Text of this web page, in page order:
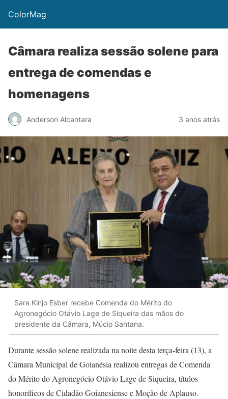
ColorMag
Câmara realiza sessão solene para
entrega de comendas e
homenagens
Anderson Alcantara 3 anos atrás
Sara Kinjo Esber recebe Comenda do Mérito do
Agronegócio Otávio Lage de Siqueira das mãos do
presidente da Câmara, Múcio Santana.
Durante sessão solene realizada na noite desta terça-feira (13), a
Câmara Municipal de Goianésia realizou entregas de Comenda
do Mérito do Agronegócio Otávio Lage de Siqueira, títulos
honoríficos de Cidadão Goianesiense e Moção de Aplauso.